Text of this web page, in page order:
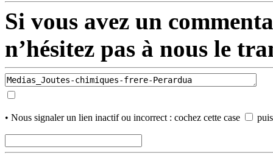
Si vous avez un
n’hésitez pas à nous le
• Nous signaler un lien inactif ou incorrect : cochez cette case